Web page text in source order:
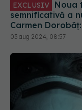
EXCLUSIV
semnificativă a
Carmen
respiratorii. Nu
03 aug 2024, 08:57